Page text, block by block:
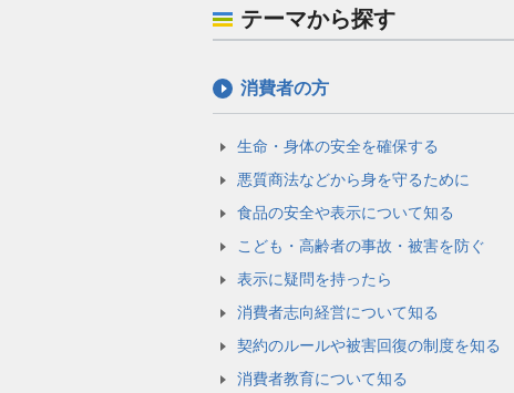
テーマから探す
消費者の方
生命・身体の安全を確保する
悪質商法などから身を守るために
食品の安全や表示について知る
こども・高齢者の事故・被害を防ぐ
表示に疑問を持ったら
消費者志向経営について知る
契約のルールや被害回復の制度を知る
消費者教育について知る